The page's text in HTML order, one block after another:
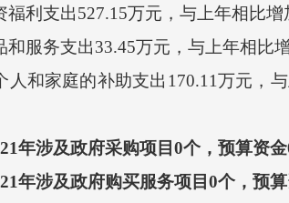
福利支出527.15万元， 与上年相比增
和服务支出33.45万元， 与上年相比
人和家庭的补助支出 170.11万元，
年涉及政府采购项目 0个，预算资金
年涉及政府购买服务项目 0个，预